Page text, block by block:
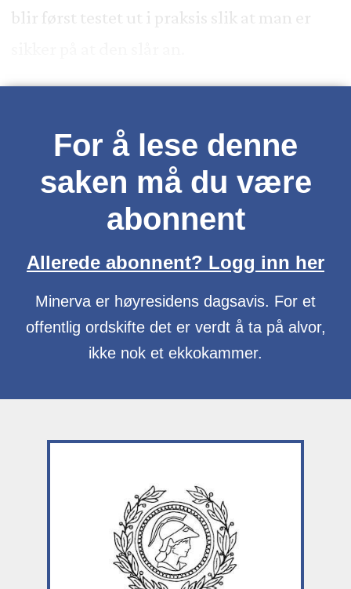
blir først testet ut i praksis slik at man er
For å lese denne
saken må du være
abonnent
Allerede abonnent? Logg inn her
Minerva er høyresidens dagsavis. For et
offentlig ordskifte det er verdt å ta på alvor,
ikke nok et ekkokammer.